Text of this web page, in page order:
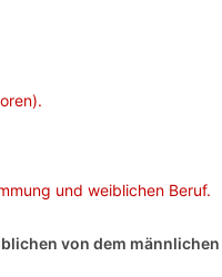
und weiblichen Beruf.
von dem männlichen